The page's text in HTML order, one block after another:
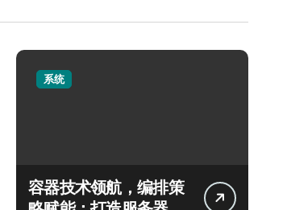
系统
容器技术领航，编排策